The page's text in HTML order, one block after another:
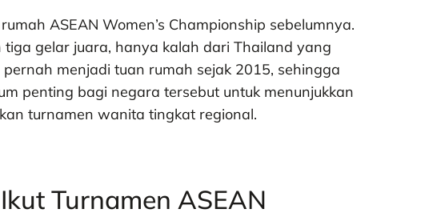
ASEAN Women’s Championship sebelumnya.
gelar juara, hanya kalah dari Thailand yang
menjadi tuan rumah sejak 2015, sehingga
penting bagi negara tersebut untuk menunjukkan
turnamen wanita tingkat regional.
Turnamen ASEAN